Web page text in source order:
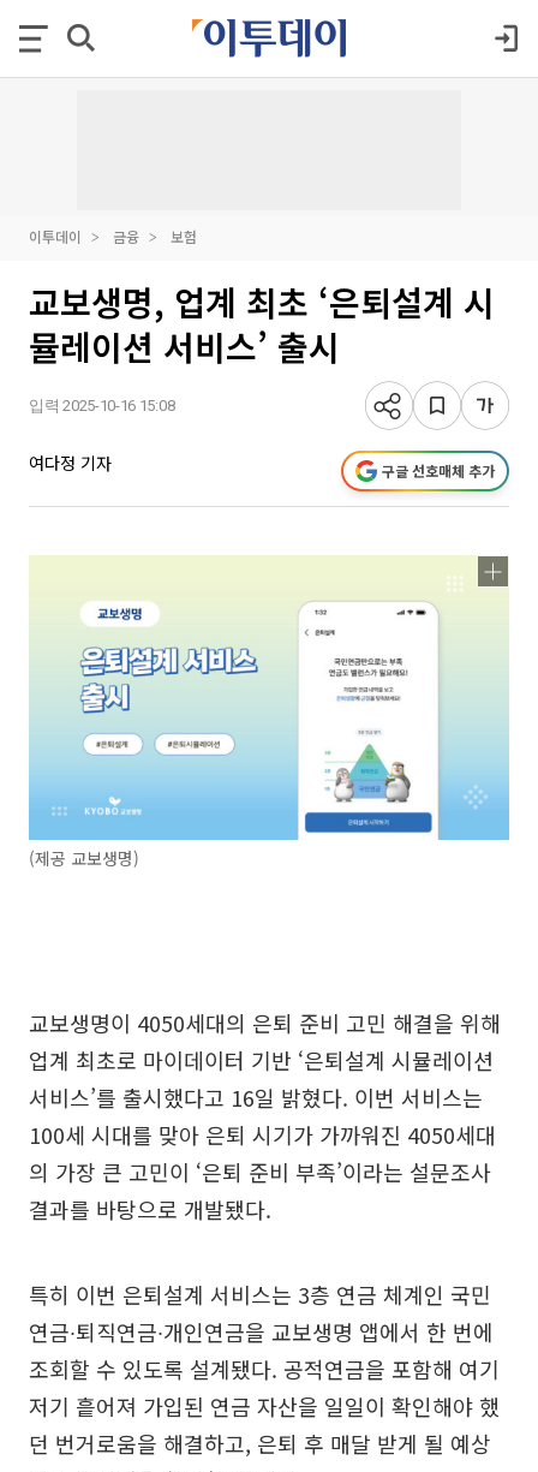
이투데이 금융 보험
교보생명, 업계 최초 ‘은퇴설계 시
뮬레이션 서비스’ 출시
입력 2025-10-16 15:08
여다정 기자 구글 선호매체 추가
(제공 교보생명)
교보생명이 4050세대의 은퇴 준비 고민 해결을 위해
업계 최초로 마이데이터 기반 ‘은퇴설계 시뮬레이션
서비스’를 출시했다고 16일 밝혔다. 이번 서비스는
100세 시대를 맞아 은퇴 시기가 가까워진 4050세대
의 가장 큰 고민이 ‘은퇴 준비 부족’이라는 설문조사
결과를 바탕으로 개발됐다.
특히 이번 은퇴설계 서비스는 3층 연금 체계인 국민
연금∙퇴직연금∙개인연금을 교보생명 앱에서 한 번에
조회할 수 있도록 설계됐다. 공적연금을 포함해 여기
저기 흩어져 가입된 연금 자산을 일일이 확인해야 했
던 번거로움을 해결하고, 은퇴 후 매달 받게 될 예상